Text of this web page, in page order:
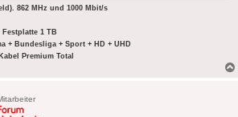
862 MHz und 1000 Mbit/s
Festplatte 1 TB
+ Bundesliga + Sport + HD + UHD
Premium Total